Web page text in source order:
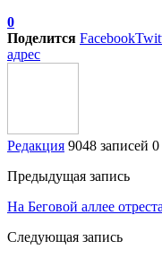
0
Поделится Facebook
адрес
Редакция 9048 записей 0
Предыдущая запись
На Беговой аллее
Следующая запись